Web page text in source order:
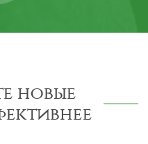
новые